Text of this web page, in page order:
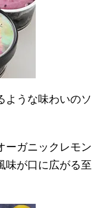
ような味わいのソ
ーガニックレモン
味が口に広がる至